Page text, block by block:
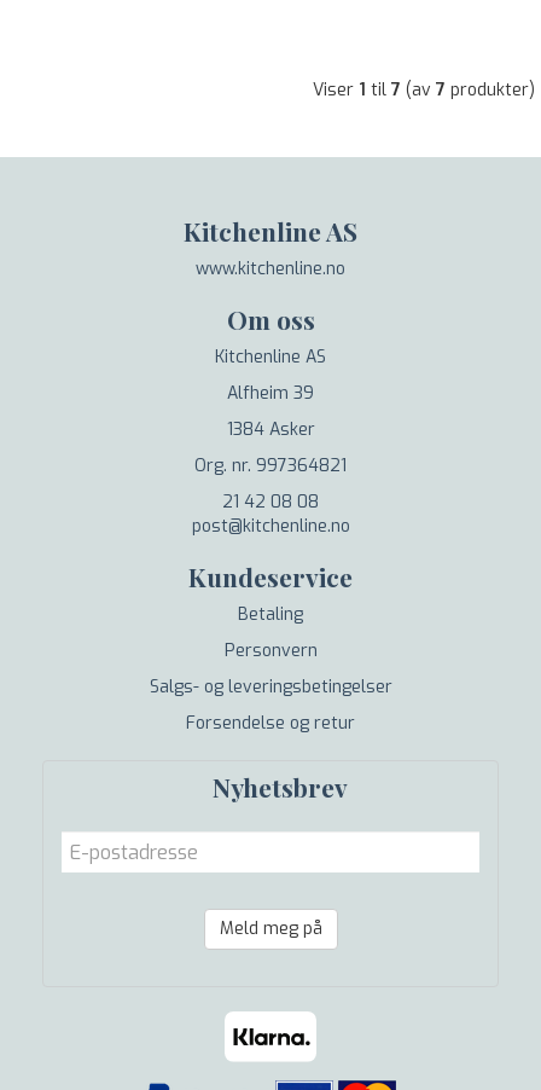
Viser 1 til 7 (av 7 produkter)
Kitchenline AS
www.kitchenline.no
Om oss
Kitchenline AS
Alfheim 39
1384 Asker
Org. nr. 997364821
21 42 08 08
post@kitchenline.no
Kundeservice
Betaling
Personvern
Salgs- og leveringsbetingelser
Forsendelse og retur
Nyhetsbrev
Meld meg på